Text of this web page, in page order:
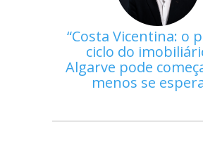
Costa Vicentina: o
ciclo do
Algarve pode
menos se